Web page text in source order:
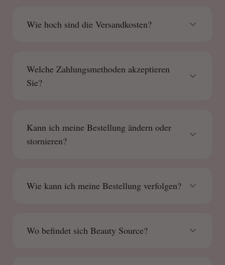
Wie hoch sind die Versandkosten?
Welche Zahlungsmethoden akzeptieren
Sie?
Kann ich meine Bestellung ändern oder
stornieren?
Wie kann ich meine Bestellung verfolgen?
Wo befindet sich Beauty Source?